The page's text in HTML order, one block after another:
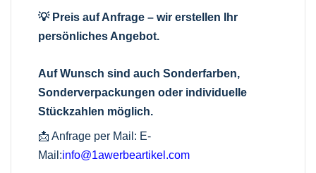
💡 Preis auf Anfrage – wir erstellen Ihr
persönliches Angebot.
Auf Wunsch sind auch Sonderfarben,
Sonderverpackungen oder individuelle
Stückzahlen möglich.
📩 Anfrage per Mail: E-
Mail:info@1awerbeartikel.com